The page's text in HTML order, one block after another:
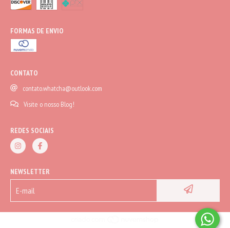
FORMAS DE ENVIO
CONTATO
contato.whatcha@outlook.com
Visite o nosso Blog!
REDES SOCIAIS
NEWSLETTER